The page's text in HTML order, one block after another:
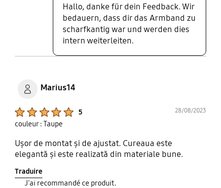
Hallo, danke für dein Feedback. Wir
bedauern, dass dir das Armband zu
scharfkantig war und werden dies
intern weiterleiten.
Marius14
5 28/08/2023
couleur : Taupe
Ușor de montat și de ajustat. Cureaua este
elegantă și este realizată din materiale bune.
Traduire
J'ai recommandé ce produit.